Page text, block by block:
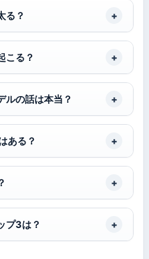
る？
こる？
ルの話は本当？
ある？
プ3は？